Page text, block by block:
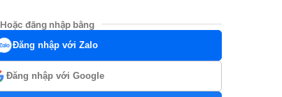
Hoặc đăng nhập bằng
Đăng nhập với Zalo
Đăng nhập với Google